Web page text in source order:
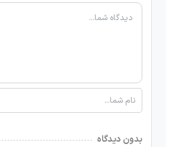
بدون دیدگاه